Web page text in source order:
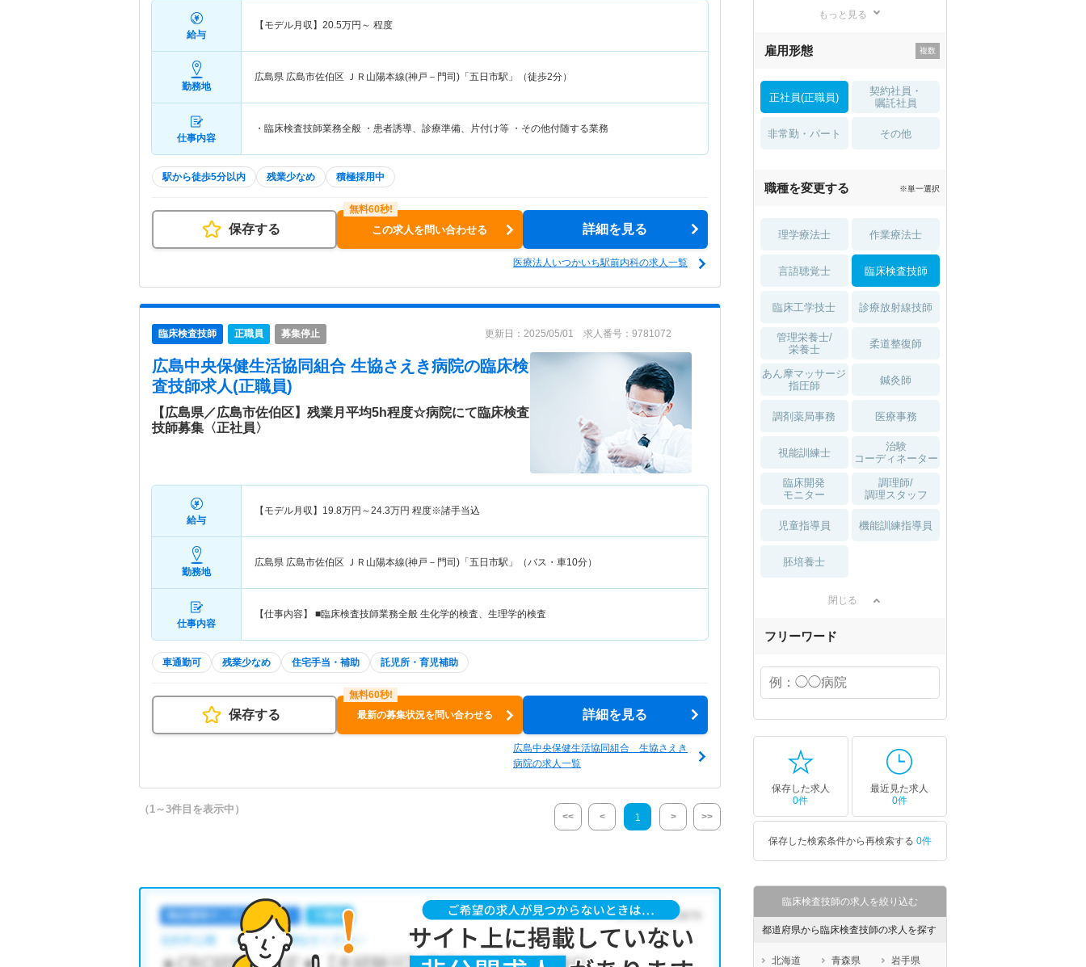
給与
【モデル月収】 20.5万円～ 程度
勤務地
広島県 広島市佐伯区 ＪＲ山陽本線(神戸－門司)「五日市駅」（徒歩2分）
仕事内容
・臨床検査技師業務全般 ・患者誘導、診療準備、片付け等 ・その他付随する業務
駅から徒歩5分以内 残業少なめ 積極採用中
保存する この求人を問い合わせる 詳細を見る
医療法人いつかいち駅前内科の求人一覧
臨床検査技師 正職員 募集停止 更新日：2025/05/01 求人番号：9781072
広島中央保健生活協同組合 生協さえき病院の臨床検
査技師求人(正職員)
【広島県／広島市佐伯区】残業月平均5h程度☆病院にて臨床検査
技師募集〈正社員〉
給与
【モデル月収】 19.8万円～24.3万円 程度※諸手当込
勤務地
広島県 広島市佐伯区 ＪＲ山陽本線(神戸－門司)「五日市駅」（バス・車10分）
仕事内容
【仕事内容】 ■臨床検査技師業務全般 生化学的検査、生理学的検査
車通勤可 残業少なめ 住宅手当・補助 託児所・育児補助
保存する 最新の募集状況を問い合わせる 詳細を見る
広島中央保健生活協同組合 生協さえき
病院の求人一覧
（1～3件目を表示中）
<< < 1 > >>
住宅手当・補助
土日祝休 無資格 OK
積極採用中 WEB面接OK
もっと見る
雇用形態
正社員(正職員)
契約社員・
嘱託社員
非常勤・パート その他
職種を変更する ※単一選択
理学療法士 作業療法士
言語聴覚士 臨床検査技師
臨床工学技士 診療放射線技師
管理栄養士/
栄養士
柔道整復師
あん摩マッサージ
指圧師
鍼灸師
調剤薬局事務 医療事務
視能訓練士
治験
コーディネーター
臨床開発
モニター
調理師/
調理スタッフ
児童指導員 機能訓練指導員
胚培養士
閉じる
フリーワード
保存した求人
0件
最近見た求人
0件
保存した検索条件から再検索する 0件
臨床検査技師の求人を絞り込む
都道府県から臨床検査技師の求人を探す
北海道 青森県
岩手県